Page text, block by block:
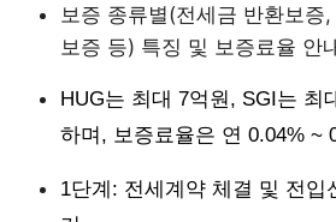
보증 종류별(전세금 반환보증
보증 등) 특징 및 보증료율 안
HUG는 최대 7억원, SGI는 최
하며, 보증료율은 연 0.04% ~
1단계: 전세계약 체결 및 전입